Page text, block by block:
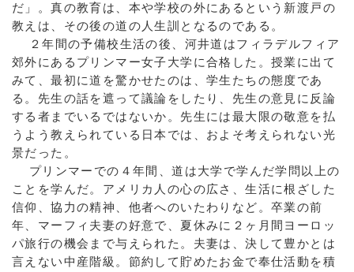
だ」。真の教育は、本や学校の外にあるという新渡戸の
教えは、その後の道の人生訓となるのである。
２年間の予備校生活の後、河井道はフィラデルフィア
郊外にあるプリンマー女子大学に合格した。授業に出て
みて、最初に道を驚かせたのは、学生たちの態度であ
る。先生の話を遮って議論をしたり、先生の意見に反論
する者までいるではないか。先生には最大限の敬意を払
うよう教えられている日本では、およそ考えられない光
景だった。
プリンマーでの４年間、道は大学で学んだ学問以上の
ことを学んだ。アメリカ人の心の広さ、生活に根ざした
信仰、協力の精神、他者へのいたわりなど。卒業の前
年、マーフィ夫妻の好意で、夏休みに２ヶ月間ヨーロッ
パ旅行の機会まで与えられた。夫妻は、決して豊かとは
言えない中産階級。節約して貯めたお金で奉仕活動を積